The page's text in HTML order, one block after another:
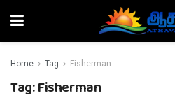
Home Tag Fisherman
Tag:Fisherman